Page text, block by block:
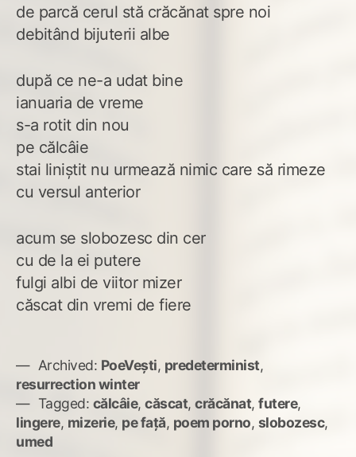
de parcă cerul stă crăcănat spre noi
debitând bijuterii albe
după ce ne-a udat bine
ianuaria de vreme
s-a rotit din nou
pe călcâie
stai liniștit nu urmează nimic care să rimeze
cu versul anterior
acum se slobozesc din cer
cu de la ei putere
fulgi albi de viitor mizer
căscat din vremi de fiere
Archived: PoeVești, predeterminist,
resurrection winter
Tagged: călcâie, căscat, crăcănat, futere,
lingere, mizerie, pe față, poem porno, slobozesc,
umed